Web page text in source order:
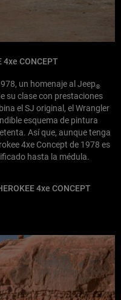
4xe CONCEPT
un homenaje al Jeep®
su clase con prestaciones
el SJ original, el Wrangler
esquema de pintura
Así que, aunque tenga
4xe Concept de 1978 es
hasta la médula.
4xe CONCEPT